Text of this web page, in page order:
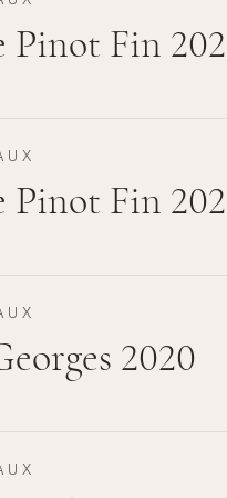
Pinot Fin
Pinot Fin
2020